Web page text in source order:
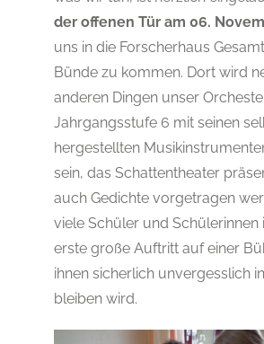
der offenen Tür am 06.
uns in die Forscherhaus
Bünde zu kommen. Dort wird
anderen Dingen unser
Jahrgangsstufe 6 mit seinen
hergestellten
sein, das Schattentheater
auch Gedichte vorgetragen
viele Schüler und Schülerinnen
erste große Auftritt auf einer
ihnen sicherlich unvergesslich
bleiben wird.